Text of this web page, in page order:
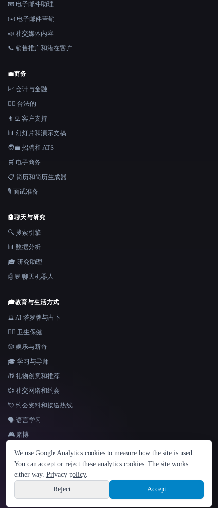
语言
English español Français Русский 简体中文
Hindi
Sign up
📧 电子邮件助理
✉️ 电子邮件营销
📣 社交媒体内容
📞 销售推广和潜在客户
💼商务
📈 会计与金融
👩‍⚖️ 合法的
👨‍💻 客户支持
📊 幻灯片和演示文稿
🧑‍💼 招聘和 ATS
🛒 电子商务
📋 简历和简历生成器
🎙️ 面试准备
🤖聊天与研究
🔍 搜索引擎
📊 数据分析
🎓 研究助理
🤖💬 聊天机器人
🎓教育与生活方式
🔮 AI 塔罗牌与占卜
👩‍⚕️ 卫生保健
🎲 娱乐与新奇
🎓 学习与导师
🎁 礼物创意和推荐
💞 社交网络和约会
💘 约会资料和接送热线
🗣️ 语言学习
🎮 赌博
Site information
© 2026 That AI Collection. 保留所有权利。
Built with Metatron ★
build de3d624c
We use Google Analytics cookies to measure how the site is used.
You can accept or reject these analytics cookies. The site works
either way. Privacy policy.
Reject
Accept